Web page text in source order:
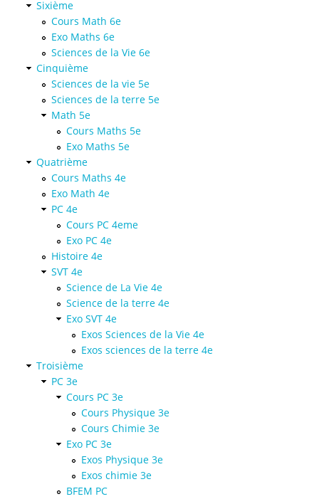
Sixième
Cours Math 6e
Exo Maths 6e
Sciences de la Vie 6e
Cinquième
Sciences de la vie 5e
Sciences de la terre 5e
Math 5e
Cours Maths 5e
Exo Maths 5e
Quatrième
Cours Maths 4e
Exo Math 4e
PC 4e
Cours PC 4eme
Exo PC 4e
Histoire 4e
SVT 4e
Science de La Vie 4e
Science de la terre 4e
Exo SVT 4e
Exos Sciences de la Vie 4e
Exos sciences de la terre 4e
Troisième
PC 3e
Cours PC 3e
Cours Physique 3e
Cours Chimie 3e
Exo PC 3e
Exos Physique 3e
Exos chimie 3e
BFEM PC